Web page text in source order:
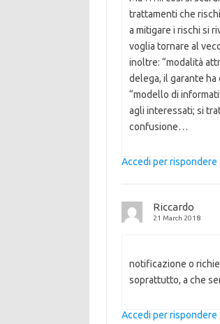
trattamenti che
a mitigare i rischi si
voglia tornare al
inoltre: “modalità
delega, il garante
“modello di
agli interessati; si
confusione…
Accedi per rispondere
Riccardo
21 March 2018
notificazione o
soprattutto, a che
Accedi per rispondere